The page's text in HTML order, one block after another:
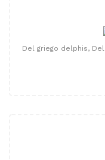
Del griego delphis,